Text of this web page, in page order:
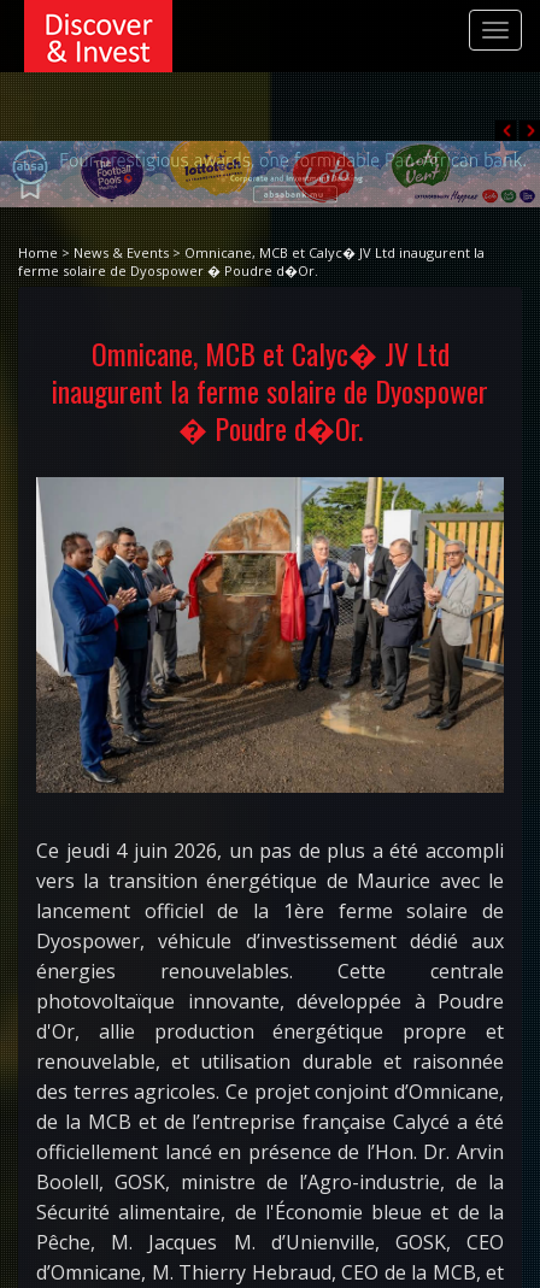
Home > News & Events > Omnicane, MCB et Calyc� JV Ltd inaugurent la
ferme solaire de Dyospower � Poudre d�Or.
Omnicane, MCB et Calyc� JV Ltd
inaugurent la ferme solaire de Dyospower
� Poudre d�Or.
Ce jeudi 4 juin 2026, un pas de plus a été accompli
vers la transition énergétique de Maurice avec le
lancement officiel de la 1ère ferme solaire de
Dyospower, véhicule d’investissement dédié aux
énergies renouvelables. Cette centrale
photovoltaïque innovante, développée à Poudre
d'Or, allie production énergétique propre et
renouvelable, et utilisation durable et raisonnée
des terres agricoles. Ce projet conjoint d’Omnicane,
de la MCB et de l’entreprise française Calycé a été
officiellement lancé en présence de l’Hon. Dr. Arvin
Boolell, GOSK, ministre de l’Agro-industrie, de la
Sécurité alimentaire, de l'Économie bleue et de la
Pêche, M. Jacques M. d’Unienville, GOSK, CEO
d’Omnicane, M. Thierry Hebraud, CEO de la MCB, et